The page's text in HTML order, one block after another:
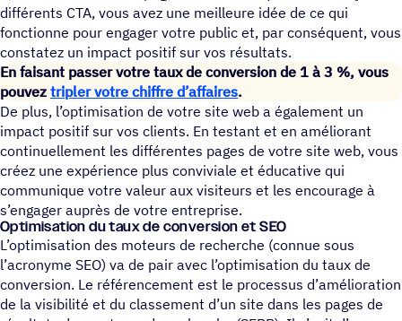
différents CTA, vous avez une meilleure idée de ce qui
fonctionne pour engager votre public et, par conséquent, vous
constatez un impact positif sur vos résultats.
En faisant passer votre taux de conversion de 1 à 3 %, vous
pouvez tripler votre chiffre d’affaires.
De plus, l’optimisation de votre site web a également un
impact positif sur vos clients. En testant et en améliorant
continuellement les différentes pages de votre site web, vous
créez une expérience plus conviviale et éducative qui
communique votre valeur aux visiteurs et les encourage à
s’engager auprès de votre entreprise.
Opti­mi­sa­tion du taux de conver­sion et SEO
L’optimisation des moteurs de recherche (connue sous
l’acronyme SEO) va de pair avec l’optimisation du taux de
conversion. Le référencement est le processus d’amélioration
de la visibilité et du classement d’un site dans les pages de